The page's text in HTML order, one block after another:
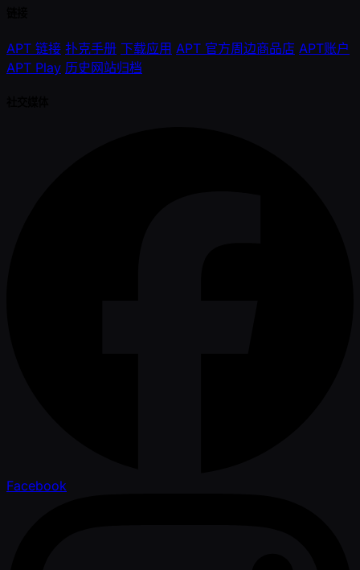
APT 链接 扑克手册 下载应用 APT 官方周边商品店 APT账户
APT Play 历史网站归档
Facebook